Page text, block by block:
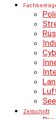
See
Zeitschrift